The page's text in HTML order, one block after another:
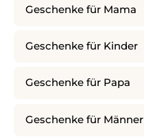
Geschenke für Mama
Geschenke für Kinder
Geschenke für Papa
Geschenke für Männer